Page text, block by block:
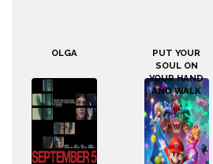
OLGA
PUT YOUR
SOUL ON
YOUR HAND
AND WALK